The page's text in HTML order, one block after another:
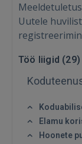
Sisene
Uutele
Töö liigid (29)
Elamu
Hoonete